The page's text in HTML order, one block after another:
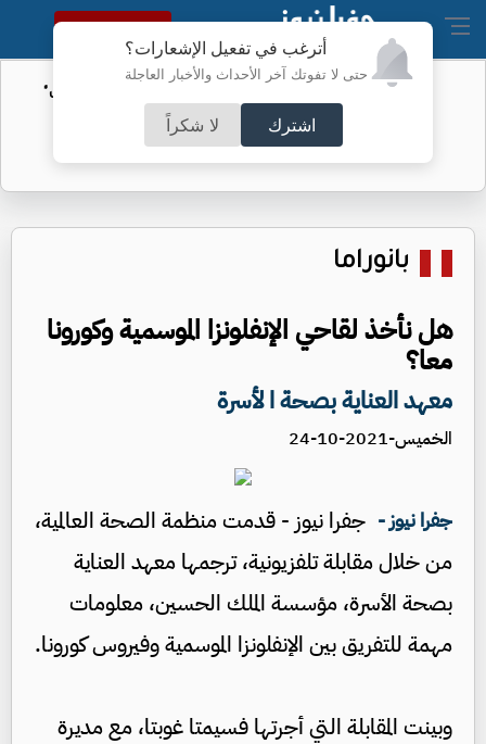
أترغب في تفعيل الإشعارات؟
حتى لا تفوتك آخر الأحداث والأخبار العاجلة
اشترك لا شكراً
النسخة الكاملة
الأمن السيبراني يحذر من رسائل "واتساب"
بانوراما
هل نأخذ لقاحي الإنفلونزا الموسمية وكورونا
معا؟
معهد العناية بصحة ا لأسرة
الخميس-2021-10-24
جفرا نيوز - جفرا نيوز - قدمت منظمة الصحة العالمية،
من خلال مقابلة تلفزيونية، ترجمها معهد العناية
بصحة الأسرة، مؤسسة الملك الحسين، معلومات
مهمة للتفريق بين الإنفلونزا الموسمية وفيروس كورونا.
وبينت المقابلة التي أجرتها فسيمتا غوبتا، مع مديرة